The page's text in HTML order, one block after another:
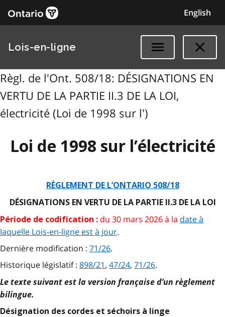
English
Lois-en-ligne
Règl. de l'Ont. 508/18: DÉSIGNATIONS EN
VERTU DE LA PARTIE II.3 DE LA LOI,
électricité (Loi de 1998 sur l')
Loi de 1998 sur l’électricité
RÈGLEMENT DE L’ONTARIO 508/18
DÉSIGNATIONS EN VERTU DE LA PARTIE II.3 DE LA LOI
Période de codification : du 30 mars 2026 à la date à
laquelle Lois-en-ligne est à jour.
Dernière modification : 71/26.
Historique législatif : 898/21, 47/24, 71/26.
Le texte suivant est la version française d’un règlement
bilingue.
Désignation des cordes et séchoirs à linge